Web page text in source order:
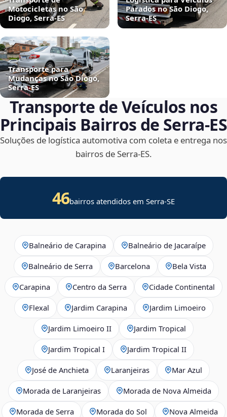
Motocicletas no São
Diogo, Serra‑ES
Parados no São Diogo,
Serra‑ES
Transporte para
Mudanças no São Diogo,
Serra‑ES
Transporte de Veículos nos
Principais Bairros de Serra‑ES
Soluções de logística automotiva com coleta e entrega nos
bairros de Serra‑ES.
46bairros atendidos emSerra-SE
Balneário de Carapina Balneário de Jacaraípe
Balneário de Serra Barcelona Bela Vista
Carapina Centro da Serra Cidade Continental
Flexal Jardim Carapina Jardim Limoeiro
Jardim Limoeiro II Jardim Tropical
Jardim Tropical I Jardim Tropical II
José de Anchieta Laranjeiras Mar Azul
Morada de Laranjeiras Morada de Nova Almeida
Morada de Serra Morada do Sol Nova Almeida